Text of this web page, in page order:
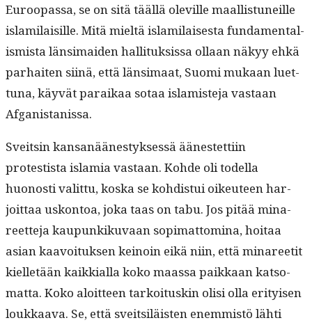
Euroopas­sa, se on sitä tääl­lä oleville maal­lis­tuneille
islami­laisille. Mitä mieltä islami­lais­es­ta fun­da­men­tal­
is­mista län­si­maid­en hal­li­tuk­sis­sa ollaan näkyy ehkä
parhait­en siinä, että län­si­maat, Suo­mi mukaan luet­
tuna, käyvät paraikaa sotaa islamis­te­ja vas­taan
Afganistanissa.
Sveitsin kansanäänestyk­sessä äänestet­ti­in
protestista islamia vas­taan. Kohde oli todel­la
huonos­ti valit­tu, kos­ka se kohdis­tui oikeu­teen har­
joit­taa uskon­toa, joka taas on tabu. Jos pitää mina­
reet­te­ja kaupunkiku­vaan sopi­mat­tom­i­na, hoitaa
asian kaavoituk­sen keinoin eikä niin, että mina­reetit
kiel­letään kaikkial­la koko maas­sa paikkaan kat­so­
mat­ta. Koko aloit­teen tarkoi­tuskin olisi olla eri­tyisen
loukkaa­va. Se, että sveit­siläis­ten enem­mistö lähti